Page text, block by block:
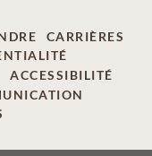
CARRIÈRES
ACCESSIBILITÉ